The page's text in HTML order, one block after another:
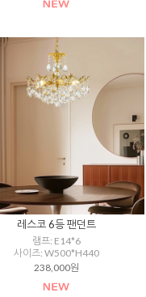
레스코 6등 팬던트
램프: E14*6
사이즈: W500*H440
238,000원